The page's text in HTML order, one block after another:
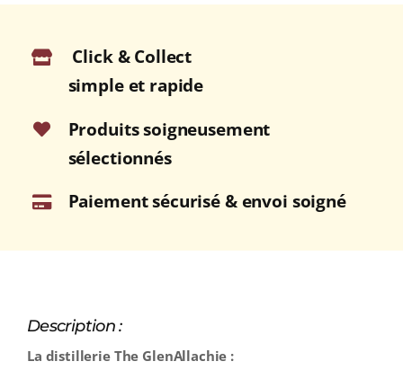
Click & Collect
simple et rapide
Produits soigneusement
sélectionnés
Paiement sécurisé & envoi soigné
Description :
La distillerie The GlenAllachie :